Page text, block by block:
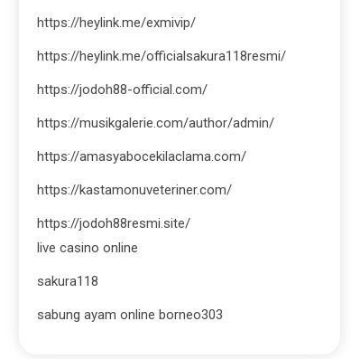
https://heylink.me/exmivip/
https://heylink.me/officialsakura118resmi/
https://jodoh88-official.com/
https://musikgalerie.com/author/admin/
https://amasyabocekilaclama.com/
https://kastamonuveteriner.com/
https://jodoh88resmi.site/
live casino online
sakura118
sabung ayam online borneo303